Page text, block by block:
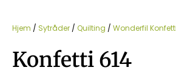
Hjem / Sytråder / Quilting / Wonderfil
Konfetti 614